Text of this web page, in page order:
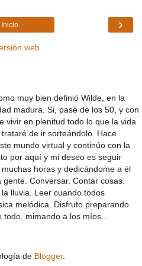
›
Inicio
web
muy bien definió Wilde, en la
madura. Si, pasé de los 50, y con
vivir en plenitud todo lo que la vida
de ir sorteándolo. Hace
mundo virtual y continúo con la
por aquí y mi deseo es seguir
horas y dedicándome a él
Conversar. Contar cosas.
lluvia. Leer cuando todos
melódica. Disfruto preparando
mimando a los míos...
de Blogger.